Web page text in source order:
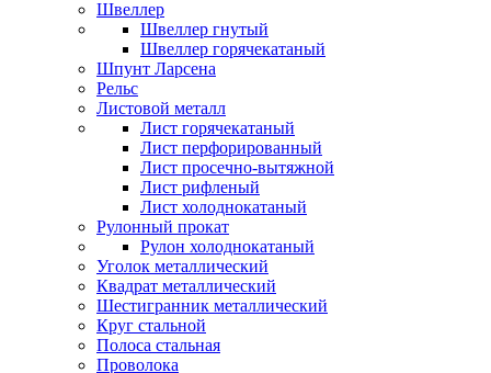
Швеллер
Швеллер гнутый
Швеллер горячекатаный
Шпунт Ларсена
Рельс
Листовой металл
Лист горячекатаный
Лист перфорированный
Лист просечно-вытяжной
Лист рифленый
Лист холоднокатаный
Рулонный прокат
Рулон холоднокатаный
Уголок металлический
Квадрат металлический
Шестигранник металлический
Круг стальной
Полоса стальная
Проволока